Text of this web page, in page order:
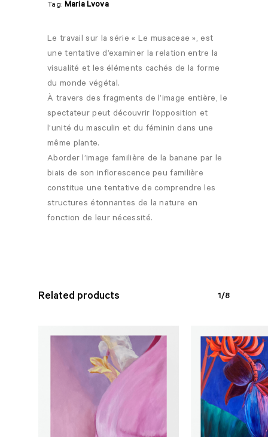
Tag: Maria Lvova
Le travail sur la série « Le musaceae », est
une tentative d’examiner la relation entre la
visualité et les éléments cachés de la forme
du monde végétal.
À travers des fragments de l’image entière, le
spectateur peut découvrir l’opposition et
l’unité du masculin et du féminin dans une
même plante.
Aborder l’image familière de la banane par le
biais de son inflorescence peu familière
constitue une tentative de comprendre les
structures étonnantes de la nature en
fonction de leur nécessité.
Related products 1/8